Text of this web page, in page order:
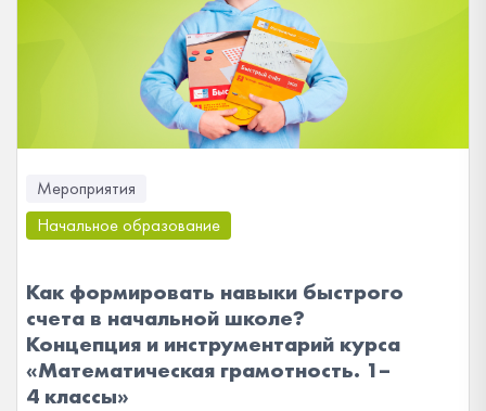
Мероприятия
Начальное образование
Как формировать навыки быстрого
счета в начальной школе?
Концепция и инструментарий курса
«Математическая грамотность. 1–
4 классы»